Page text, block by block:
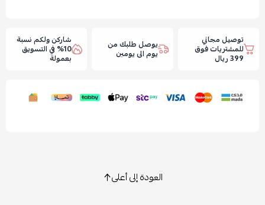
توصيل مجاني
للمشتريات فوق
399 ريال
يوصل طلبك من
يوم الى يومين
شاركن ولكم نسبة
10% في التسويق
بعمولة
العودة إلى أعلى